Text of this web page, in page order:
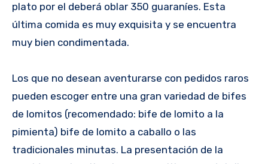
plato por el deberá oblar 350 guaraníes. Esta
última comida es muy exquisita y se encuentra
muy bien condimentada.
Los que no desean aventurarse con pedidos raros
pueden escoger entre una gran variedad de bifes
de lomitos (recomendado: bife de lomito a la
pimienta) bife de lomito a caballo o las
tradicionales minutas. La presentación de la